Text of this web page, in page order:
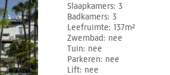
Slaapkamers 3
Badkamers 3
Leefruimte 137m²
Zwembad
nee
Tuin nee
Parkeren nee
Lift nee